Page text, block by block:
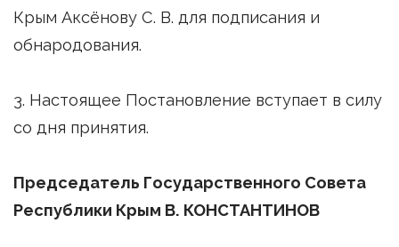
Крым Аксёнову С. В. для подписания и
обнародования.
3. Настоящее Постановление вступает в силу
со дня принятия.
Председатель Государственного Совета
Республики Крым В. КОНСТАНТИНОВ